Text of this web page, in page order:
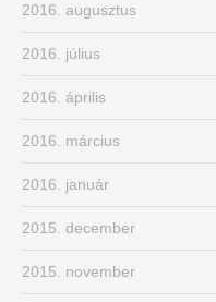
2016. augusztus
2016. július
2016. április
2016. március
2016. január
2015. december
2015. november